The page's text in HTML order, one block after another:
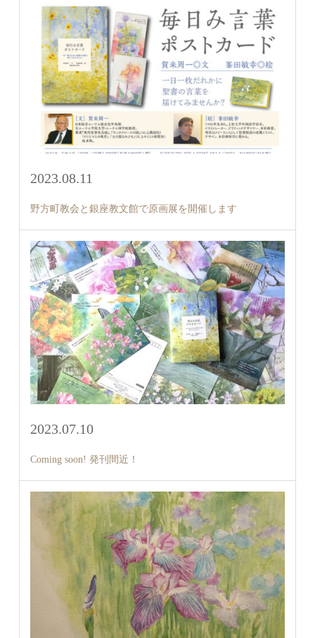
2023.08.11
野方町教会と銀座教文館で原画展を開催します
2023.07.10
Coming soon! 発刊間近！